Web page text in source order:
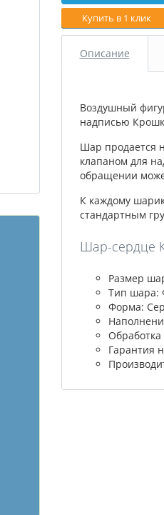
Купить в 1 клик
Описание
Воздушный
надписью
Шар продается
клапаном для
обращении
К каждому
стандартным
Шар-сердце
Размер
Тип шара:
Форма:
Обработка
Гарантия